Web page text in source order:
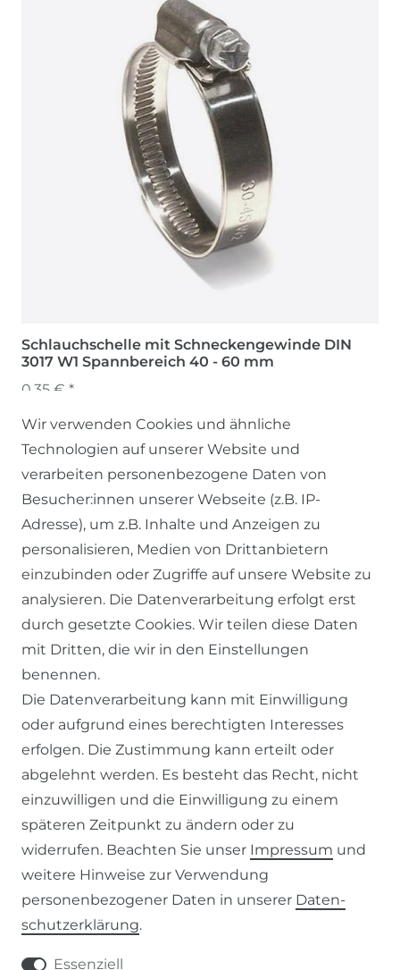
Schlauchschelle mit Schneckengewinde DIN
3017 W1 Spannbereich 40 - 60 mm
0,35 € *
SERVICE
KONTAKT
ZAHLUNG & VERSAND
WIDERRUFSFORMULAR
RECHTLICHES
WIDERRUFSRECHT
IMPRESSUM
Wir verwenden Cookies und ähnliche
Technologien auf unserer Website und
verarbeiten personenbezogene Daten von
Besucher:innen unserer Webseite (z.B. IP-
Adresse), um z.B. Inhalte und Anzeigen zu
personalisieren, Medien von Drittanbietern
einzubinden oder Zugriffe auf unsere Website zu
analysieren. Die Datenverarbeitung erfolgt erst
durch gesetzte Cookies. Wir teilen diese Daten
mit Dritten, die wir in den Einstellungen
benennen.
Die Datenverarbeitung kann mit Einwilligung
oder aufgrund eines berechtigten Interesses
erfolgen. Die Zustimmung kann erteilt oder
abgelehnt werden. Es besteht das Recht, nicht
einzuwilligen und die Einwilligung zu einem
späteren Zeitpunkt zu ändern oder zu
widerrufen. Beachten Sie unser Impressum und
weitere Hinweise zur Verwendung
personenbezogener Daten in unserer Daten­
schutz­erklärung.
Essenziell